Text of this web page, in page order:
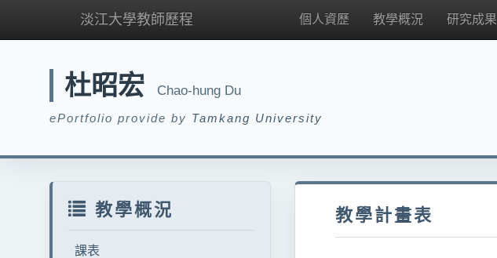
淡江大學教師歷程 個人資歷 教學概況 研究成果
杜昭宏 Chao-hung Du
ePortfolio provide by Tamkang University
教學概況
課表
教學計畫表